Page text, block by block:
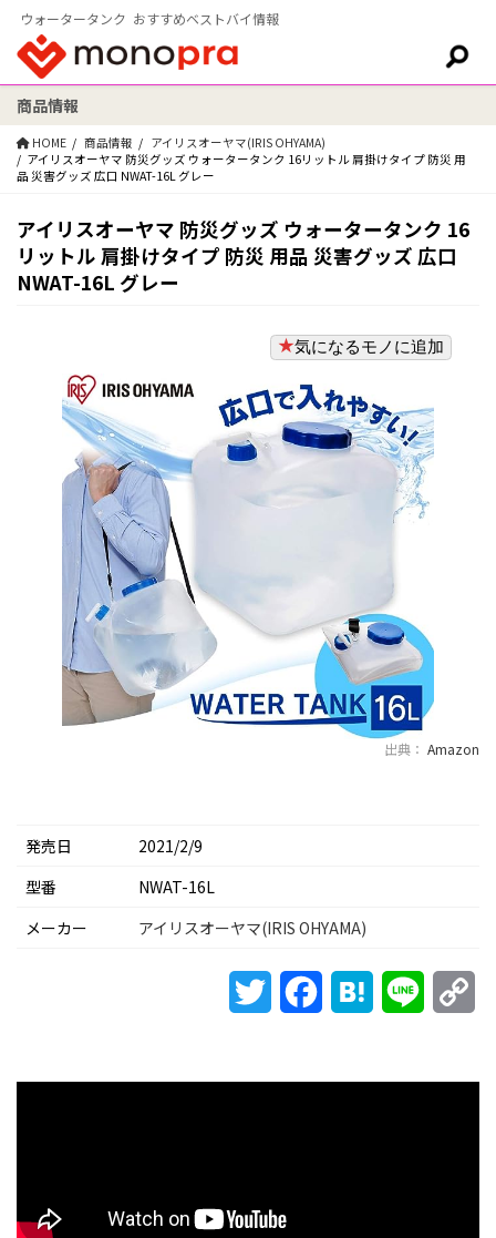
ウォータータンク おすすめベストバイ情報
検索:
商品情報
HOME 商品情報
アイリスオーヤマ(IRIS OHYAMA)
アイリスオーヤマ 防災グッズ ウォータータンク 16リットル 肩掛けタイプ 防災 用
品 災害グッズ 広口 NWAT-16L グレー
アイリスオーヤマ 防災グッズ ウォータータンク 16
リットル 肩掛けタイプ 防災 用品 災害グッズ 広口
NWAT-16L グレー
気になるモノに追加
出典： Amazon
発売日
2021/2/9
型番
NWAT-16L
メーカー
アイリスオーヤマ(IRIS OHYAMA)
Twitter FacebookHatena Line